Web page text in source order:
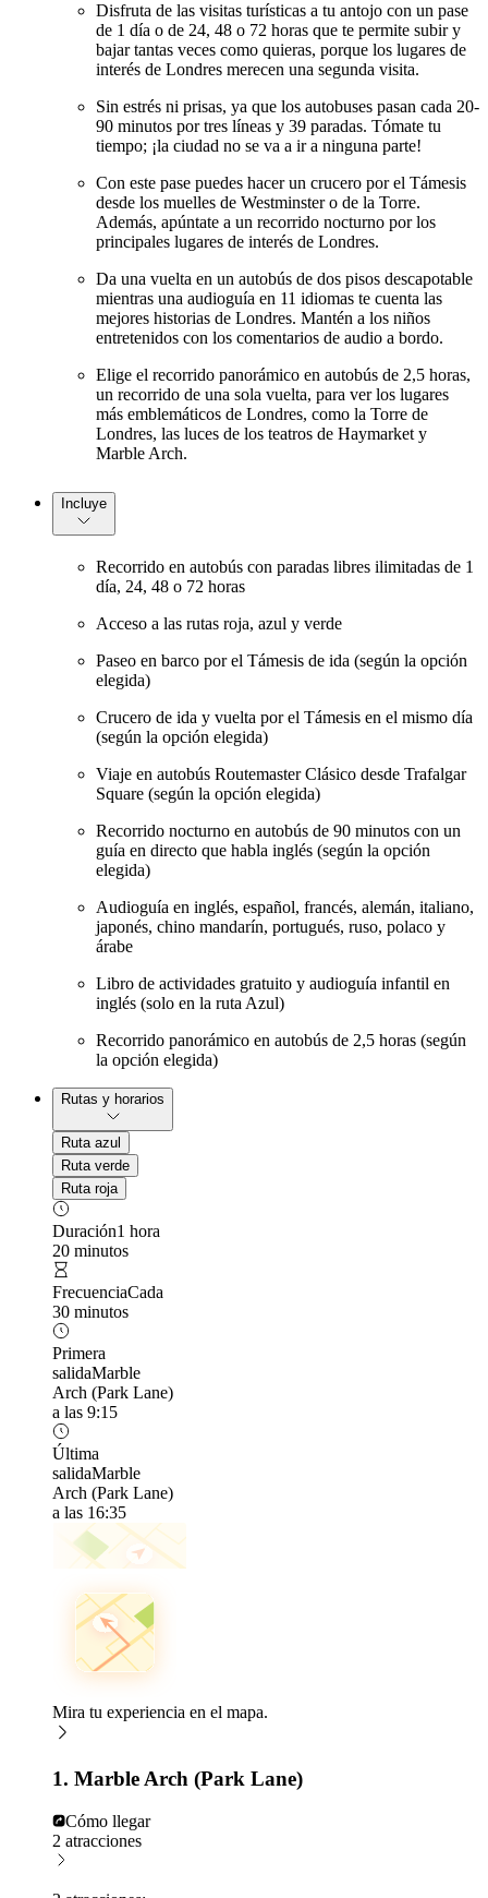
Disfruta de las visitas turísticas a tu antojo con un pase
de 1 día o de 24, 48 o 72 horas que te permite subir y
bajar tantas veces como quieras, porque los lugares de
interés de Londres merecen una segunda visita.
Sin estrés ni prisas, ya que los autobuses pasan cada 20-
90 minutos por tres líneas y 39 paradas. Tómate tu
tiempo; ¡la ciudad no se va a ir a ninguna parte!
Con este pase puedes hacer un crucero por el Támesis
desde los muelles de Westminster o de la Torre.
Además, apúntate a un recorrido nocturno por los
principales lugares de interés de Londres.
Da una vuelta en un autobús de dos pisos descapotable
mientras una audioguía en 11 idiomas te cuenta las
mejores historias de Londres. Mantén a los niños
entretenidos con los comentarios de audio a bordo.
Elige el recorrido panorámico en autobús de 2,5 horas,
un recorrido de una sola vuelta, para ver los lugares
más emblemáticos de Londres, como la Torre de
Londres, las luces de los teatros de Haymarket y
Marble Arch.
Incluye
Recorrido en autobús con paradas libres ilimitadas de 1
día, 24, 48 o 72 horas
Acceso a las rutas roja, azul y verde
Paseo en barco por el Támesis de ida (según la opción
elegida)
Crucero de ida y vuelta por el Támesis en el mismo día
(según la opción elegida)
Viaje en autobús Routemaster Clásico desde Trafalgar
Square (según la opción elegida)
Recorrido nocturno en autobús de 90 minutos con un
guía en directo que habla inglés (según la opción
elegida)
Audioguía en inglés, español, francés, alemán, italiano,
japonés, chino mandarín, portugués, ruso, polaco y
árabe
Libro de actividades gratuito y audioguía infantil en
inglés (solo en la ruta Azul)
Recorrido panorámico en autobús de 2,5 horas (según
la opción elegida)
Rutas y horarios
Ruta azul
Ruta verde
Ruta roja
Duración1 hora
20 minutos
FrecuenciaCada
30 minutos
Primera
salidaMarble
Arch (Park Lane)
a las 9:15
Última
salidaMarble
Arch (Park Lane)
a las 16:35
Mira tu experiencia en el mapa.
1. Marble Arch (Park Lane)
Cómo llegar
2 atracciones